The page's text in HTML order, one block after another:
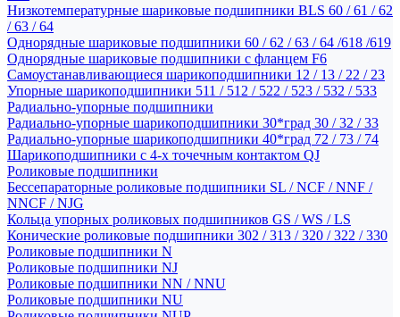
Низкотемпературные шариковые подшипники BLS 60 / 61 / 62
/ 63 / 64
Однорядные шариковые подшипники 60 / 62 / 63 / 64 /618 /619
Однорядные шариковые подшипники с фланцем F6
Самоустанавливающиеся шарикоподшипники 12 / 13 / 22 / 23
Упорные шарикоподшипники 511 / 512 / 522 / 523 / 532 / 533
Радиально-упорные подшипники
Радиально-упорные шарикоподшипники 30*град 30 / 32 / 33
Радиально-упорные шарикоподшипники 40*град 72 / 73 / 74
Шарикоподшипники с 4-х точечным контактом QJ
Роликовые подшипники
Бессепараторные роликовые подшипники SL / NCF / NNF /
NNCF / NJG
Кольца упорных роликовых подшипников GS / WS / LS
Конические роликовые подшипники 302 / 313 / 320 / 322 / 330
Роликовые подшипники N
Роликовые подшипники NJ
Роликовые подшипники NN / NNU
Роликовые подшипники NU